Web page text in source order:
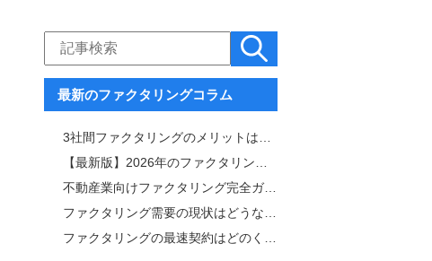
最新のファクタリングコラム
不動産業向けファクタリング完全ガイド｜審査・手数料・スピード比較＆おすすめ業者一覧